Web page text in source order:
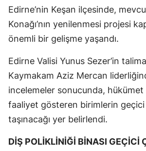
Edirne’nin Keşan ilçesinde,
Konağı’nın yenilenmesi projesi
önemli bir gelişme yaşandı.
Edirne Valisi Yunus Sezer’in
Kaymakam Aziz Mercan
incelemeler sonucunda, hükümet
faaliyet gösteren birimlerin
taşınacağı yer belirlendi.
DİŞ POLİKLİNİĞİ BİNASI GEÇİCİ